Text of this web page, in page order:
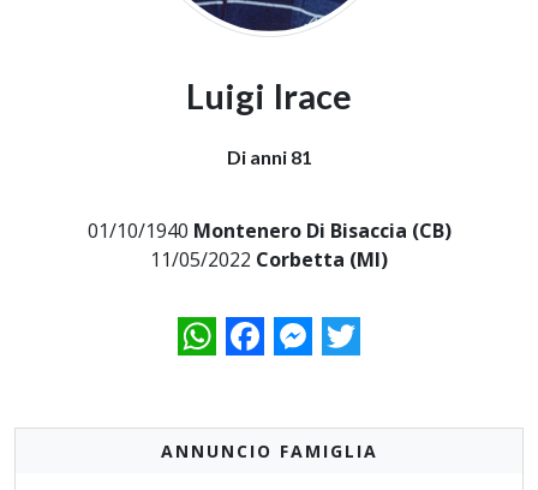
Luigi Irace
Di anni 81
01/10/1940 Montenero Di Bisaccia (CB)
11/05/2022 Corbetta (MI)
WhatsAppFacebookMessenger
Twitter
ANNUNCIO FAMIGLIA